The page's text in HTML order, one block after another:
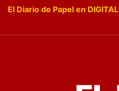
El Diario de Papel en DIGITAL